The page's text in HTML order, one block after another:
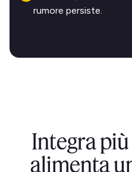
rumore persiste.
Integra
alimenta